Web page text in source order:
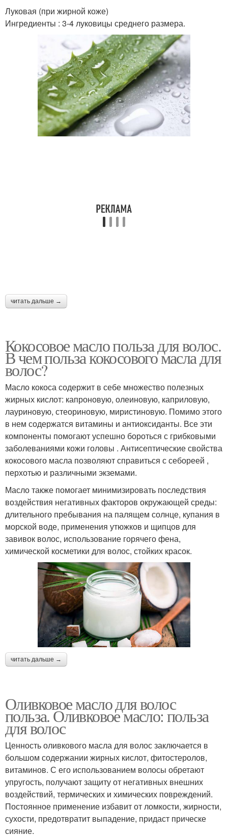
Луковая (при жирной коже)
Ингредиенты : 3-4 луковицы среднего размера.
читать дальше →
Кокосовое масло польза для волос.
В чем польза кокосового масла для
волос?
Масло кокоса содержит в себе множество полезных
жирных кислот: капроновую, олеиновую, каприловую,
лауриновую, стеориновую, миристиновую. Помимо этого
в нем содержатся витамины и антиоксиданты. Все эти
компоненты помогают успешно бороться с грибковыми
заболеваниями кожи головы . Антисептические свойства
кокосового масла позволяют справиться с себореей ,
перхотью и различными экземами.
Масло также помогает минимизировать последствия
воздействия негативных факторов окружающей среды:
длительного пребывания на палящем солнце, купания в
морской воде, применения утюжков и щипцов для
завивок волос, использование горячего фена,
химической косметики для волос, стойких красок.
читать дальше →
Оливковое масло для волос
польза. Оливковое масло: польза
для волос
Ценность оливкового масла для волос заключается в
большом содержании жирных кислот, фитостеролов,
витаминов. С его использованием волосы обретают
упругость, получают защиту от негативных внешних
воздействий, термических и химических повреждений.
Постоянное применение избавит от ломкости, жирности,
сухости, предотвратит выпадение, придаст прическе
сияние.